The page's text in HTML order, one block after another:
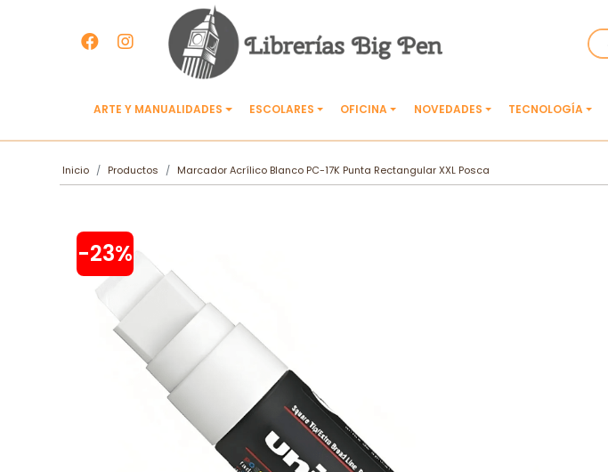
ARTE Y MANUALIDADES ESCOLARES OFICINA NOVEDADES TECNOLOGÍA
Inicio Productos Marcador Acrílico Blanco PC-17K Punta Rectangular XXL Posca
-23%